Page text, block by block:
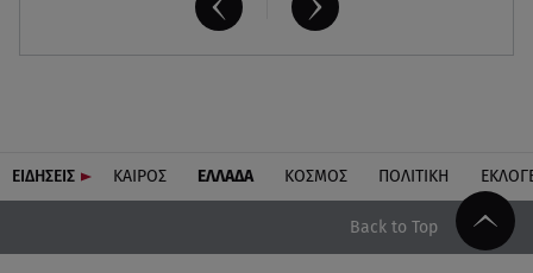
ΕΙΔΗΣΕΙΣ ΚΑΙΡΟΣ ΕΛΛΑΔΑ ΚΟΣΜΟΣ ΠΟΛΙΤΙΚΗ
Back to Top